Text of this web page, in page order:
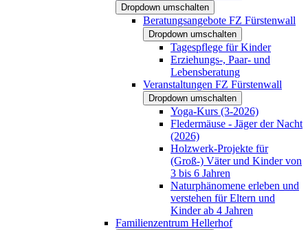
Dropdown umschalten
Beratungsangebote FZ Fürstenwall
Dropdown umschalten
Tagespflege für Kinder
Erziehungs-, Paar- und
Lebensberatung
Veranstaltungen FZ Fürstenwall
Dropdown umschalten
Yoga-Kurs (3-2026)
Fledermäuse - Jäger der Nacht
(2026)
Holzwerk-Projekte für
(Groß-) Väter und Kinder von
3 bis 6 Jahren
Naturphänomene erleben und
verstehen für Eltern und
Kinder ab 4 Jahren
Familienzentrum Hellerhof